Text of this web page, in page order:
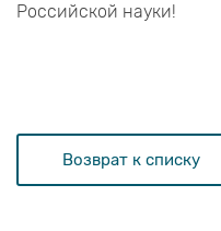
Российской науки!
Возврат к списку